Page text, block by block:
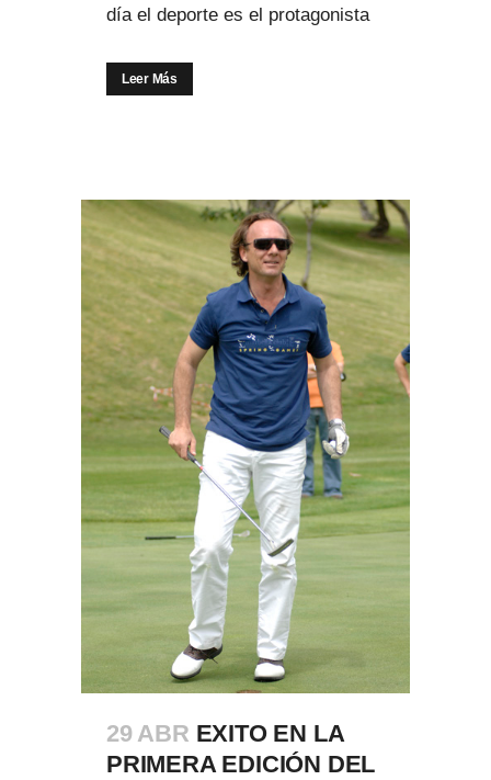
día el deporte es el protagonista
Leer Más
29 ABR EXITO EN LA
PRIMERA EDICIÓN DEL